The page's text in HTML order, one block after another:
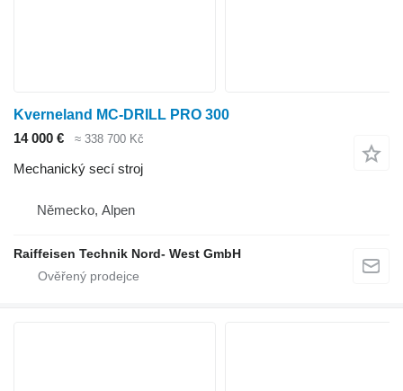
Kverneland MC-DRILL PRO 300
14 000 €
≈ 338 700 Kč
Mechanický secí stroj
Německo, Alpen
Raiffeisen Technik Nord- West GmbH